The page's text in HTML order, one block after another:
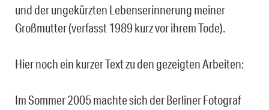
und der ungekürzten Lebenserinnerung meiner
Großmutter (verfasst 1989 kurz vor ihrem Tode).
Hier noch ein kurzer Text zu den gezeigten Arbeiten:
Im Sommer 2005 machte sich der Berliner Fotograf